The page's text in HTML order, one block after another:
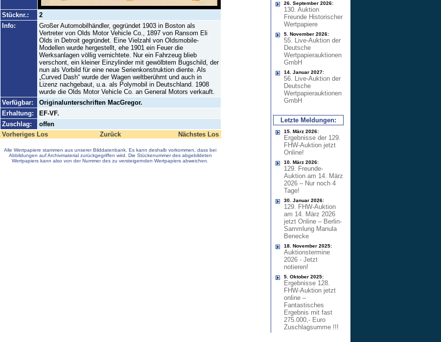
Stücknr.:
2
Info:
Großer Automobilhändler, gegründet 1903 in Boston als
Vertreter von Olds Motor Vehicle Co., 1897 von Ransom Eli
Olds in Detroit gegründet. Eine Vielzahl von Oldsmobile-
Modellen wurde hergestellt, ehe 1901 ein Feuer die
Werksanlagen völlig vernichtete. Nur ein Fahrzeug blieb
verschont, ein kleiner Einzylinder mit gewölbtem Bugschild, der
nun als Vorbild für eine neue Serienkonstruktion diente. Als
„Curved Dash“ wurde der Wagen weltberühmt und auch in
Lizenz nachgebaut, u.a. als Polymobil in Deutschland. 1908
wurde die Olds Motor Vehicle Co. an General Motors verkauft.
Verfügbar:
Originalunterschriften MacGregor.
Erhaltung:
EF-VF.
Zuschlag:
offen
Vorheriges Los
Zurück Nächstes Los
Alle Wertpapiere stammen aus unserer Bilddatenbank. Es kann deshalb vorkommen, dass bei
Abbildungen auf Archivmaterial zurückgegriffen wird. Die Stückenummer des abgebildeten
Wertpapiers kann also von der Nummer des zu versteigernden Wertpapiers abweichen.
26. September 2026:
130. Auktion
Freunde Historischer
Wertpapiere
5. November 2026:
55. Live-Auktion der
Deutsche
Wertpapierauktionen
GmbH
14. Januar 2027:
56. Live-Auktion der
Deutsche
Wertpapierauktionen
GmbH
Letzte Meldungen:
15. März 2026:
Ergebnisse der 129.
FHW-Auktion jetzt
Online!
10. März 2026:
129. Freunde-
Auktion am 14. März
2026 – Nur noch 4
Tage!
30. Januar 2026:
129. FHW-Auktion
am 14. März 2026
jetzt Online – Berlin-
Sammlung Manula
Benecke
18. November 2025:
Auktionstermine
2026 - Jetzt
notieren!
5. Oktober 2025:
Ergebnisse 128.
FHW-Auktion jetzt
online –
Fantastisches
Ergebnis mit fast
275.000,- Euro
Zuschlagsumme !!!